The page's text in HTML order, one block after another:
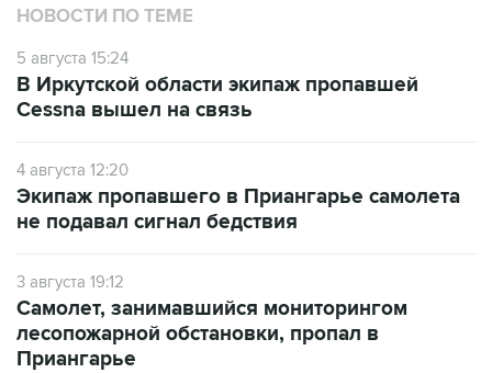
НОВОСТИ ПО ТЕМЕ
5 августа 15:24
В Иркутской области экипаж пропавшей
Cessna вышел на связь
4 августа 12:20
Экипаж пропавшего в Приангарье самолета
не подавал сигнал бедствия
3 августа 19:12
Самолет, занимавшийся мониторингом
лесопожарной обстановки, пропал в
Приангарье